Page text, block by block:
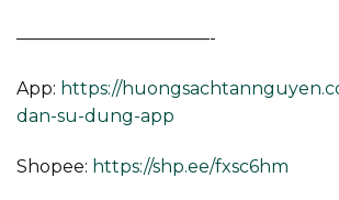
———————————-
App: https://
dan-su-dung-app
Shopee: https://shp.ee/fxsc6hm